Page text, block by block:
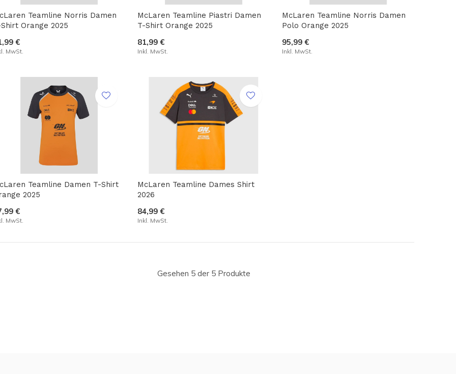
Teamline Norris Damen
Orange 2025
€
MwSt.
McLaren Teamline Piastri Damen
T-Shirt Orange 2025
81,99 €
Inkl. MwSt.
McLaren Teamline Norris Damen
Polo Orange 2025
95,99 €
Inkl. MwSt.
Teamline Damen T-Shirt
2025
€
MwSt.
McLaren Teamline Dames Shirt
2026
84,99 €
Inkl. MwSt.
Gesehen 5 der 5 Produkte